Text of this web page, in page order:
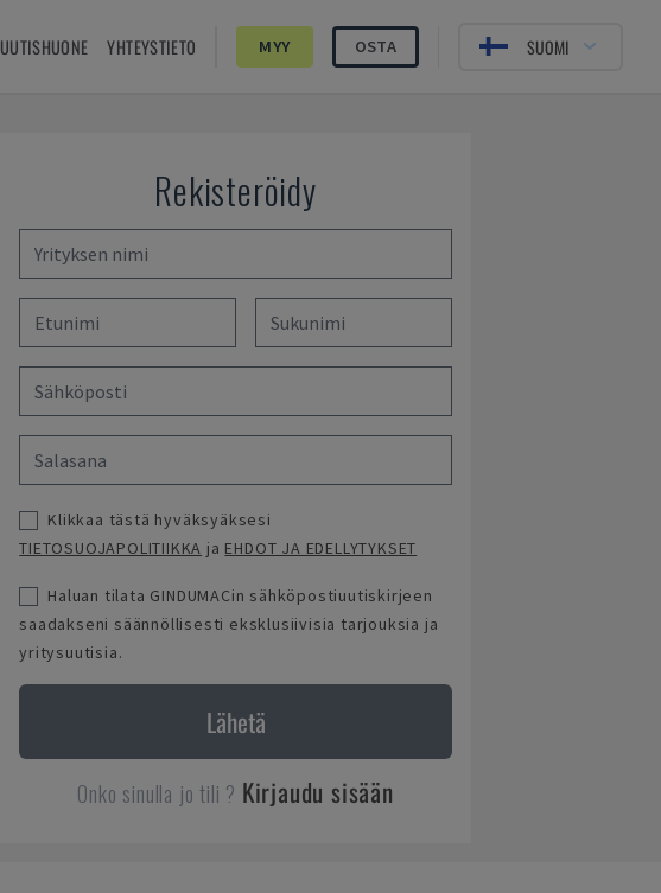
UUTISHUONE YHTEYSTIETO MYY OSTA SUOMI
Rekisteröidy
Klikkaa tästä hyväksyäksesi
TIETOSUOJAPOLITIIKKA ja EHDOT JA EDELLYTYKSET
Haluan tilata GINDUMACin sähköpostiuutiskirjeen
saadakseni säännöllisesti eksklusiivisia tarjouksia ja
yritysuutisia.
Lähetä
Onko sinulla jo tili ? Kirjaudu sisään